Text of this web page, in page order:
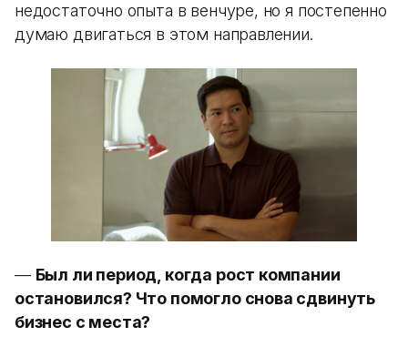
недостаточно опыта в венчуре, но я постепенно
думаю двигаться в этом направлении.
— Был ли период, когда рост компании
остановился? Что помогло снова сдвинуть
бизнес с места?